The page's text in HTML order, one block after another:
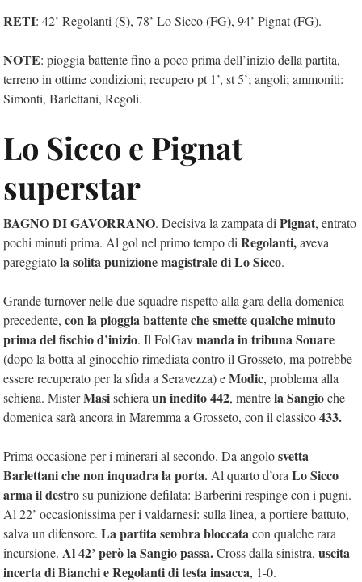
RETI: 42’ Regolanti (S), 78’ Lo Sicco (FG), 94’ Pignat (FG).
NOTE: pioggia battente fino a poco prima dell’inizio della partita,
terreno in ottime condizioni; recupero pt 1’, st 5’; angoli; ammoniti:
Simonti, Barlettani, Regoli.
Lo Sicco e Pignat
superstar
BAGNO DI GAVORRANO. Decisiva la zampata di Pignat, entrato
pochi minuti prima. Al gol nel primo tempo di Regolanti,aveva
pareggiatola solita punizione magistrale di Lo Sicco.
Grande turnover nelle due squadre rispetto alla gara della domenica
precedente, con la pioggia battente che smette qualche minuto
prima del fischio d’inizio. Il FolGavmanda in tribuna Souare
(dopo la botta al ginocchio rimediata contro il Grosseto, ma potrebbe
essere recuperato per la sfida a Seravezza) eModic, problema alla
schiena. MisterMasischiera un inedito 442, mentrela Sangioche
domenica sarà ancora in Maremma a Grosseto, con il classico433.
Prima occasione per i minerari al secondo. Da angolosvetta
Barlettani che non inquadra la porta. Al quarto d’ora Lo Sicco
arma il destrosu punizione defilata: Barberini respinge con i pugni.
Al 22’ occasionissima per i valdarnesi: sulla linea, a portiere battuto,
salva un difensore. La partita sembra bloccatacon qualche rara
incursione. Al 42’ però la Sangio passa.Cross dalla sinistra, uscita
incerta di Bianchi e Regolanti di testa insacca, 1-0.